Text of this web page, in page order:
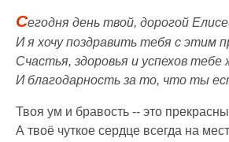
Сегодня день твой, дорогой
И я хочу поздравить тебя с этим
Счастья, здоровья и успехов тебе
И благодарность за то, что ты
Твоя ум и бравость -- это
А твоё чуткое сердце всегда на